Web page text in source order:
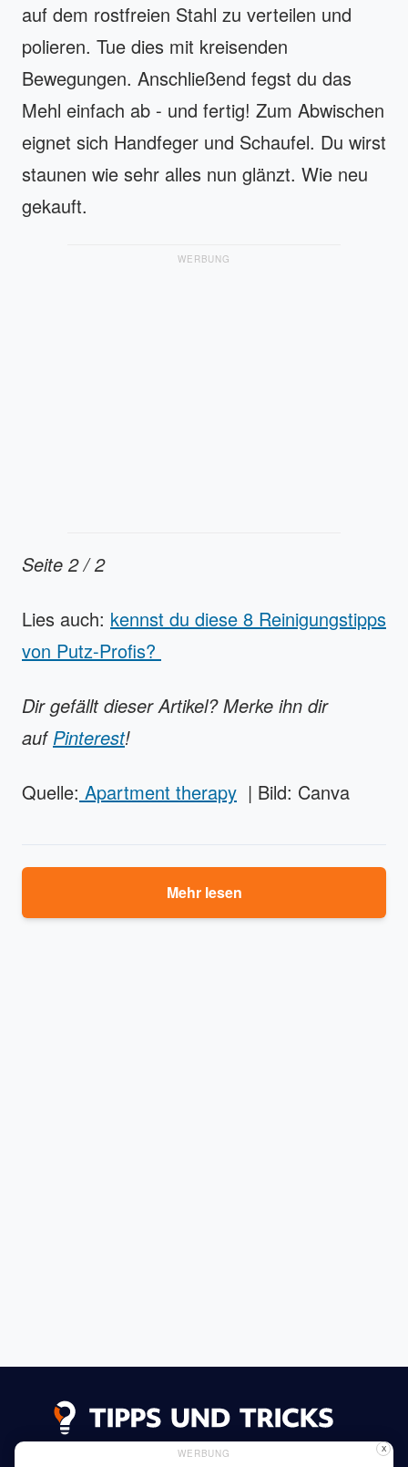
auf dem rostfreien Stahl zu verteilen und
polieren. Tue dies mit kreisenden
Bewegungen. Anschließend fegst du das
Mehl einfach ab - und fertig! Zum Abwischen
eignet sich Handfeger und Schaufel. Du wirst
staunen wie sehr alles nun glänzt. Wie neu
gekauft.
WERBUNG
Seite 2 / 2
Lies auch: kennst du diese 8 Reinigungstipps
von Putz-Profis?
Dir gefällt dieser Artikel? Merke ihn dir
aufPinterest!
Quelle: Apartment therapy | Bild: Canva
Mehr lesen
WERBUNG X